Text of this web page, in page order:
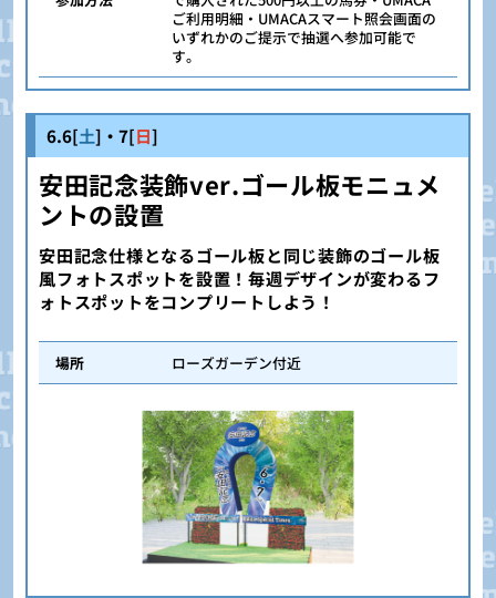
ご利用明細・UMACAスマート照会画面の
いずれかのご提示で抽選へ参加可能で
す。
6.6[土]・7[日]
安田記念装飾ver.ゴール板モニュメ
ントの設置
安田記念仕様となるゴール板と同じ装飾のゴール板
風フォトスポットを設置！毎週デザインが変わるフ
ォトスポットをコンプリートしよう！
場所 ローズガーデン付近